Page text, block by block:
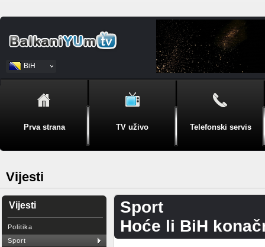
BiH
Srpski
Prva strana TV uživo Telefonski servis
Vijesti
Vijesti
Politika
Sport
Sport
Hoće li BiH